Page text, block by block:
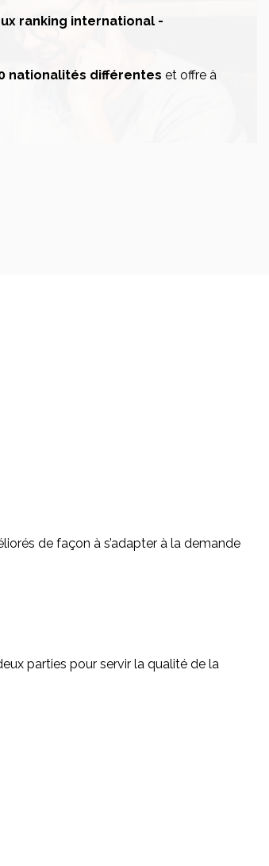
ranking international -
nationalités différentes et offre à
de façon à s’adapter à la demande
parties pour servir la qualité de la